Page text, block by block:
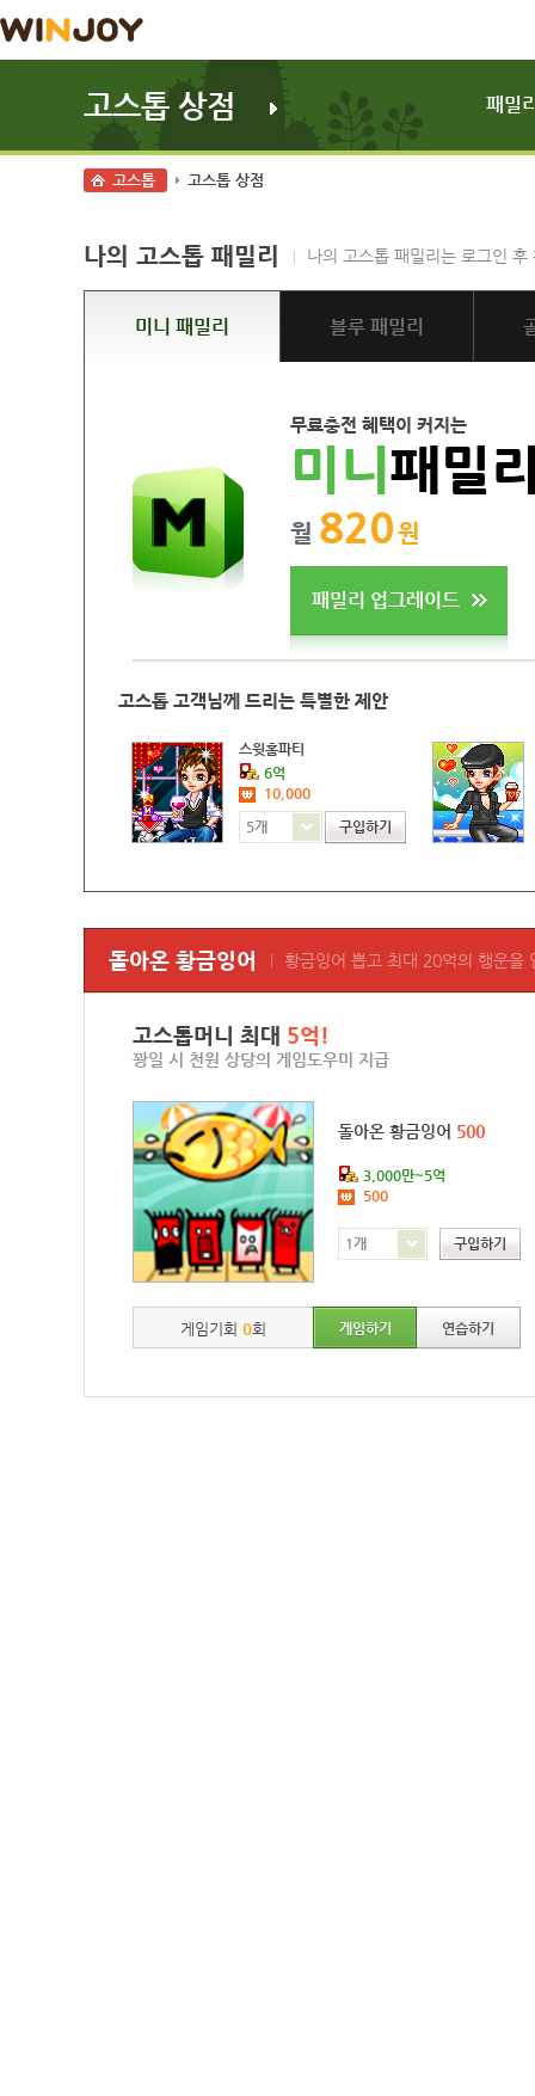
고스톱 상점 패밀
고스톱 고스톱 상점
나의 고스톱 패밀리 나의 고스톱 패밀리는 로그인 후
미니 패밀리 블루 패밀리
무료충전 혜택이 커지는
미니 패밀
월 820원
패밀리 업그레이드
고스톱 고객님께 드리는 특별한 제안
스윗홈파티
6억
10,000원
5개
구입하기
돌아온 황금잉어 황금잉어 뽑고 최대 20억의 행운을
고스톱머니 최대 5억!
꽝일 시 천원 상당의 게임도우미 지급
돌아온 황금잉어 500
3,000만~5억
500
1개 구입하기
게임기회 0회 게임하기 연습하기